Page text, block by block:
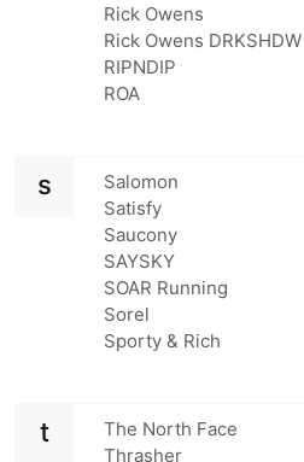
Rick Owens
Rick Owens DRKSHDW
RIPNDIP
ROA
s
Salomon
Satisfy
Saucony
SAYSKY
SOAR Running
Sorel
Sporty & Rich
t
The North Face
Thrasher